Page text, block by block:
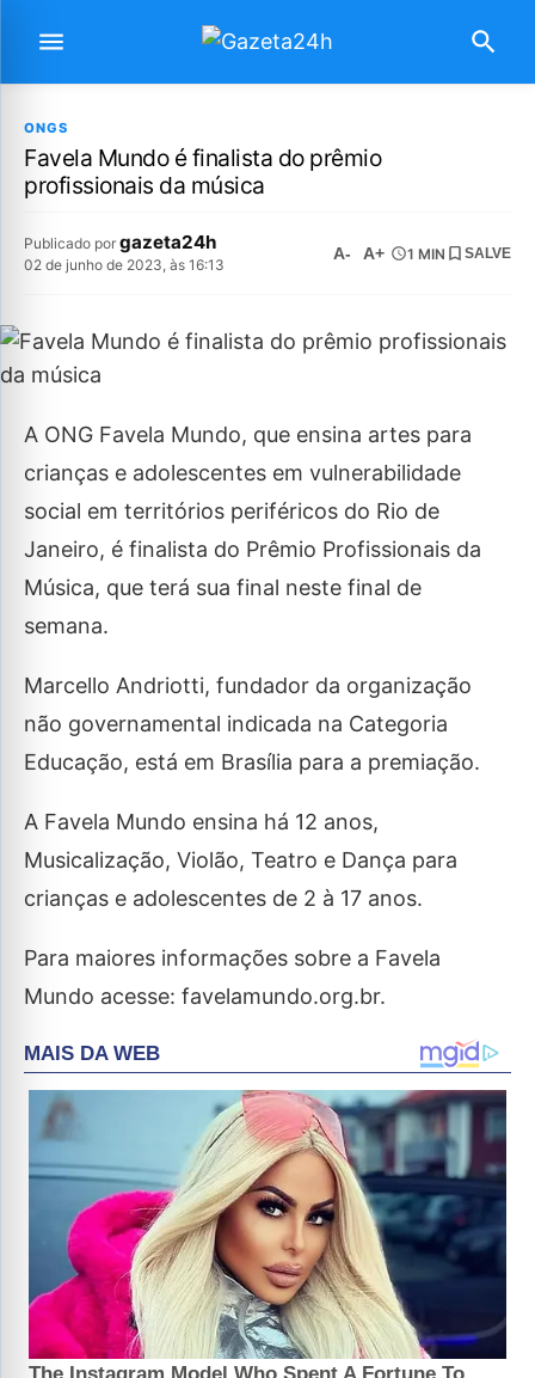
ONGS
Favela Mundo é finalista do prêmio
profissionais da música
Publicado por gazeta24h
02 de junho de 2023, às 16:13
A- A+ 1 MIN SALVE
A ONG Favela Mundo, que ensina artes para
crianças e adolescentes em vulnerabilidade
social em territórios periféricos do Rio de
Janeiro, é finalista do Prêmio Profissionais da
Música, que terá sua final neste final de
semana.
Marcello Andriotti, fundador da organização
não governamental indicada na Categoria
Educação, está em Brasília para a premiação.
A Favela Mundo ensina há 12 anos,
Musicalização, Violão, Teatro e Dança para
crianças e adolescentes de 2 à 17 anos.
Para maiores informações sobre a Favela
Mundo acesse: favelamundo.org.br.